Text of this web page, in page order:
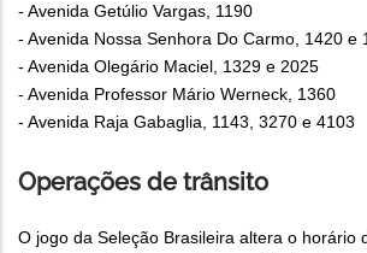
- Avenida Getúlio Vargas, 1190
- Avenida Nossa Senhora Do Carmo, 1420 e
- Avenida Olegário Maciel, 1329 e 2025
- Avenida Professor Mário Werneck, 1360
- Avenida Raja Gabaglia, 1143, 3270 e 4103
Operações de trânsito
O jogo da Seleção Brasileira altera o horário